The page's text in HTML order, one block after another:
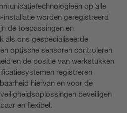
op alle
installatie worden geregistreerd
de toepassingen en
als ons gespecialiseerde
optische sensoren controleren
en de positie van werkstukken
registreren
hiervan en voor de
beveiligen
en flexibel.